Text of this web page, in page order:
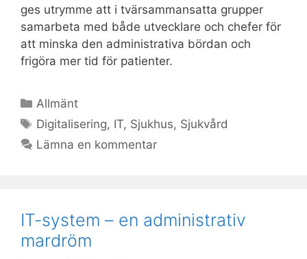
ges utrymme att i tvärsammansatta grupper
samarbeta med både utvecklare och chefer för
att minska den administrativa bördan och
frigöra mer tid för patienter.
Kategorier
Allmänt
Etiketter
Digitalisering, IT, Sjukhus, Sjukvård
Lämna en kommentar
IT-system – en administrativ
mardröm